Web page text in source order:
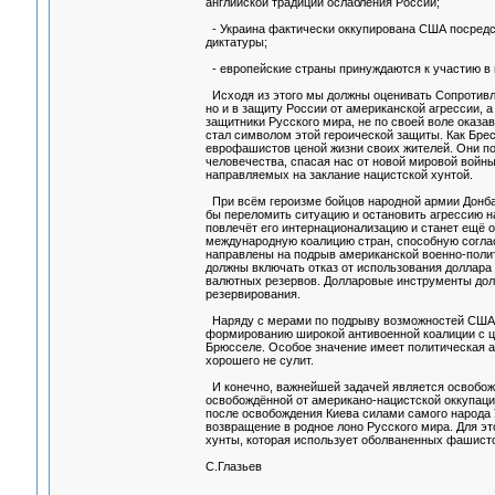
- Украина фактически оккупирована США
диктатуры;
- европейские страны принуждаются к участию
Исходя из этого мы должны оценивать
но и в защиту России от американской агрессии,
защитники Русского мира, не по своей воле
стал символом этой героической защиты. Как
еврофашистов ценой жизни своих жителей. Они
человечества, спасая нас от новой мировой
направляемых на заклание нацистской хунтой.
При всём героизме бойцов народной армии
бы переломить ситуацию и остановить агрессию
повлечёт его интернационализацию и станет
международную коалицию стран, способную
направлены на подрыв американской военно-
должны включать отказ от использования
валютных резервов. Долларовые инструменты
резервирования.
Наряду с мерами по подрыву возможностей США
формированию широкой антивоенной коалиции с
Брюсселе. Особое значение имеет политическая
хорошего не сулит.
И конечно, важнейшей задачей является
освобождённой от американо-нацистской
после освобождения Киева силами самого
возвращение в родное лоно Русского мира. Для
хунты, которая использует оболваненных
С.Глазьев